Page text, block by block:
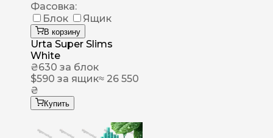
Фасовка:
Блок
Ящик
В корзину
Urta Super Slims
White
₴630 за блок
$590 за ящик≈ 26 550
₴
Купить